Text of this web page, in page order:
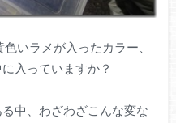
いラメが入ったカラー、
入っていますか？
中、わざわざこんな変な